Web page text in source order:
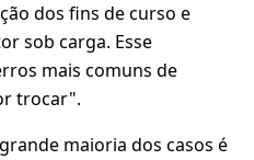
dos fins de curso e
sob carga. Esse
mais comuns de
trocar".
maioria dos casos é